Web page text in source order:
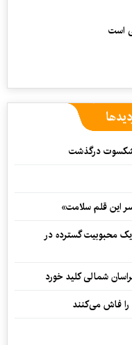
است
پیشکسوت درگذشت
یک محبوبیت گسترده در
شمالی کلید خورد
را فاش می‌کنند